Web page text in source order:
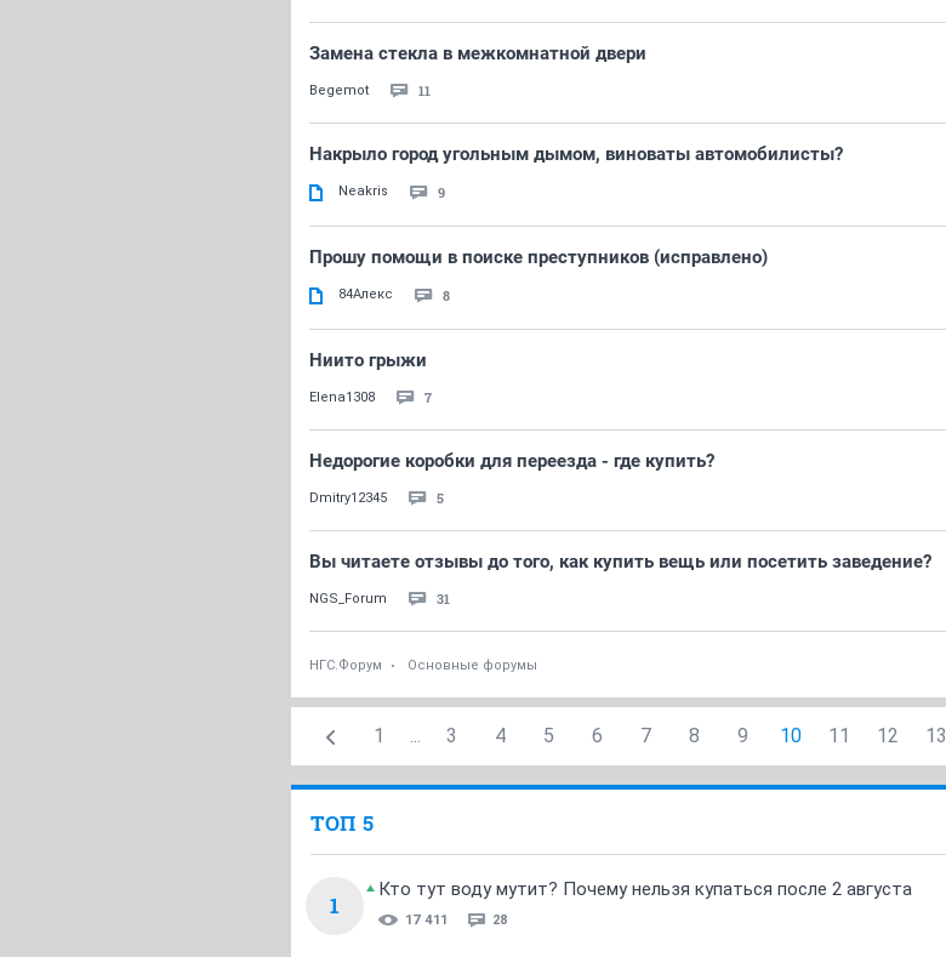
Замена стекла в межкомнатной двери
Begemot 11
Накрыло город угольным дымом, виноваты автомобилисты?
Neakris 9
Прошу помощи в поиске преступников (исправлено)
84Алекс 8
Ниито грыжи
Elena1308 7
Недорогие коробки для переезда - где купить?
Dmitry12345 5
Вы читаете отзывы до того, как купить вещь или посетить заведение?
NGS_Forum 31
НГС.Форум Основные форумы
1 ... 3 4 5 6 7 8 9 10 11 12 13
ТОП 5
1
Кто тут воду мутит? Почему нельзя купаться после 2 августа
17 411 28